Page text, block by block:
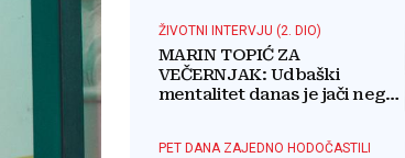
ŽIVOTNI INTERVJU (2. DIO)
MARIN TOPIĆ ZA
VEČERNJAK: Udbaški
mentalitet danas je jači nego
PET DANA ZAJEDNO HODOČASTILI